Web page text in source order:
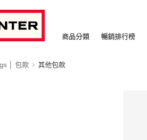
商品分類 暢銷排行榜
│ 包款 其他包款